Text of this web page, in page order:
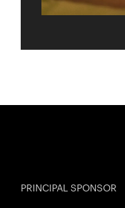
PRINCIPAL SPONSOR